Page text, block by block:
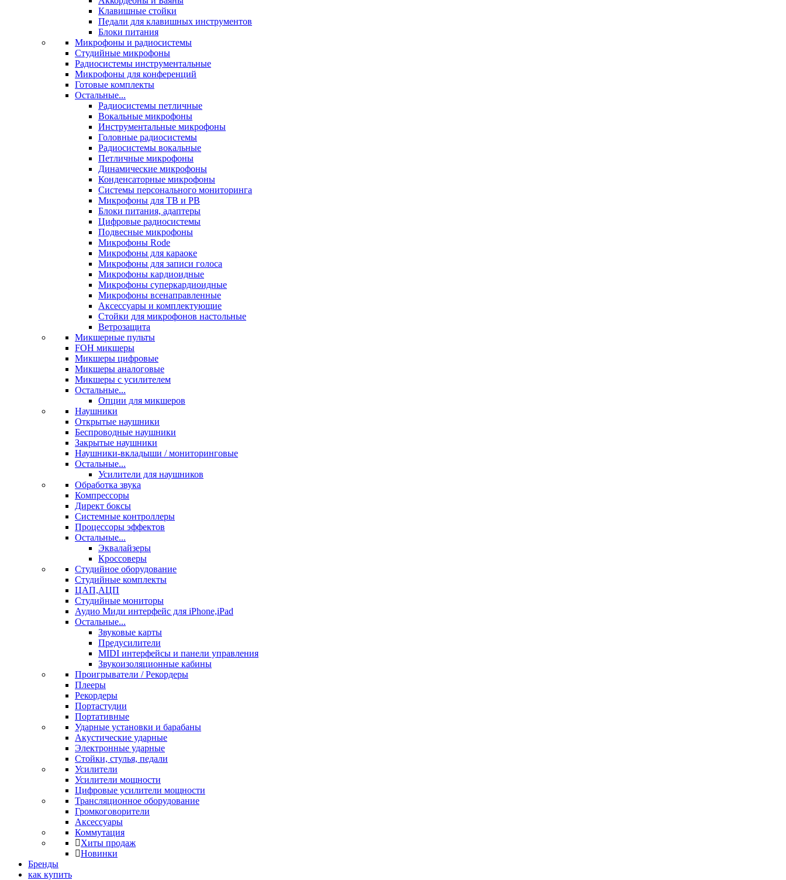
Клавишные стойки
Педали для клавишных инструментов
Блоки питания
Микрофоны и радиосистемы
Студийные микрофоны
Радиосистемы инструментальные
Микрофоны для конференций
Готовые комплекты
Остальные...
Радиосистемы петличные
Вокальные микрофоны
Инструментальные микрофоны
Головные радиосистемы
Радиосистемы вокальные
Петличные микрофоны
Динамические микрофоны
Конденсаторные микрофоны
Системы персонального мониторинга
Микрофоны для ТВ и РВ
Блоки питания, адаптеры
Цифровые радиосистемы
Подвесные микрофоны
Микрофоны Rode
Микрофоны для караоке
Микрофоны для записи голоса
Микрофоны кардиоидные
Микрофоны суперкардиоидные
Микрофоны всенаправленные
Аксессуары и комплектующие
Стойки для микрофонов настольные
Ветрозащита
Микшерные пульты
FOH микшеры
Микшеры цифровые
Микшеры аналоговые
Микшеры с усилителем
Остальные...
Опции для микшеров
Наушники
Открытые наушники
Беспроводные наушники
Закрытые наушники
Наушники-вкладыши / мониторинговые
Остальные...
Усилители для наушников
Обработка звука
Компрессоры
Директ боксы
Системные контроллеры
Процессоры эффектов
Остальные...
Эквалайзеры
Кроссоверы
Студийное оборудование
Студийные комплекты
ЦАП,АЦП
Студийные мониторы
Аудио Миди интерфейс для iPhone,iPad
Остальные...
Звуковые карты
Предусилители
MIDI интерфейсы и панели управления
Звукоизоляционные кабины
Проигрыватели / Рекордеры
Плееры
Рекордеры
Портастудии
Портативные
Ударные установки и барабаны
Акустические ударные
Электронные ударные
Стойки, стулья, педали
Усилители
Усилители мощности
Цифровые усилители мощности
Трансляционное оборудование
Громкоговорители
Аксессуары
Коммутация
Хиты продаж
Новинки
Бренды
как купить